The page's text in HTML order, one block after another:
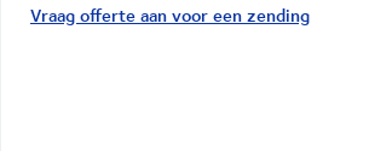
Vraag offerte aan voor een zending